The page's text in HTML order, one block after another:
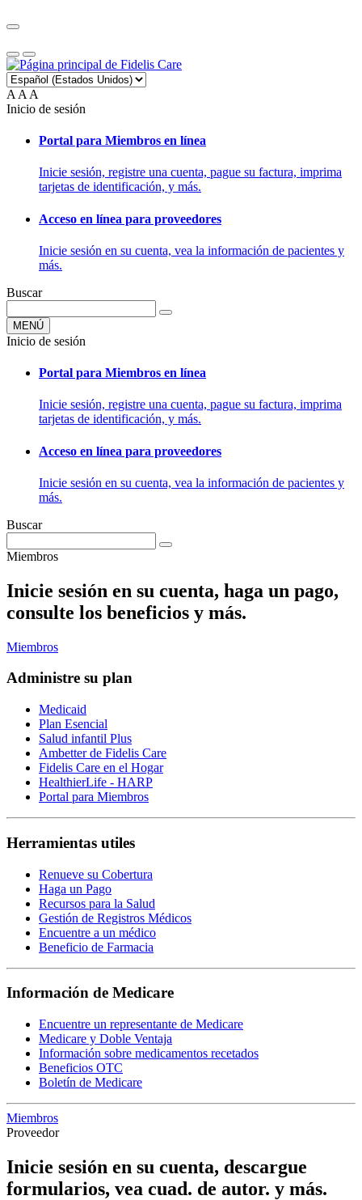
A A A
Inicio de sesión
Portal para Miembros en línea
Inicie sesión, registre una cuenta, pague su factura, imprima
tarjetas de identificación, y más.
Acceso en línea para proveedores
Inicie sesión en su cuenta, vea la información de pacientes y
más.
Buscar
MENÚ
Inicio de sesión
Portal para Miembros en línea
Inicie sesión, registre una cuenta, pague su factura, imprima
tarjetas de identificación, y más.
Acceso en línea para proveedores
Inicie sesión en su cuenta, vea la información de pacientes y
más.
Buscar
Miembros
Inicie sesión en su cuenta, haga un pago,
consulte los beneficios y más.
Miembros
Administre su plan
Medicaid
Plan Esencial
Salud infantil Plus
Ambetter de Fidelis Care
Fidelis Care en el Hogar
HealthierLife - HARP
Portal para Miembros
Herramientas utiles
Renueve su Cobertura
Haga un Pago
Recursos para la Salud
Gestión de Registros Médicos
Encuentre a un médico
Beneficio de Farmacia
Información de Medicare
Encuentre un representante de Medicare
Medicare y Doble Ventaja
Información sobre medicamentos recetados
Beneficios OTC
Boletín de Medicare
Miembros
Proveedor
Inicie sesión en su cuenta, descargue
formularios, vea cuad. de autor. y más.